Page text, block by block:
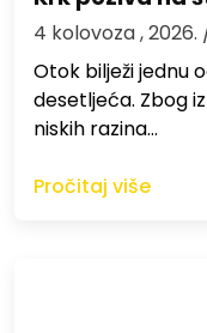
4 kolovoza , 2026.
Otok bilježi jednu
desetljeća. Zbog
niskih razina…
Pročitaj više